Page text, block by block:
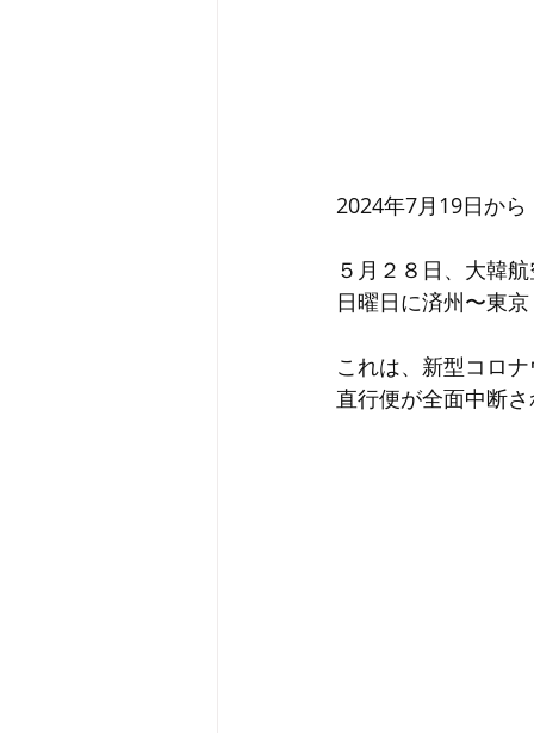
2024年7月19日から
５月２８日、大韓
日曜日に済州〜東
これは、新型コロ
直行便が全面中断